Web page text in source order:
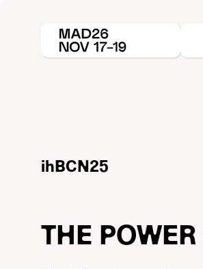
ihBCN25
THE